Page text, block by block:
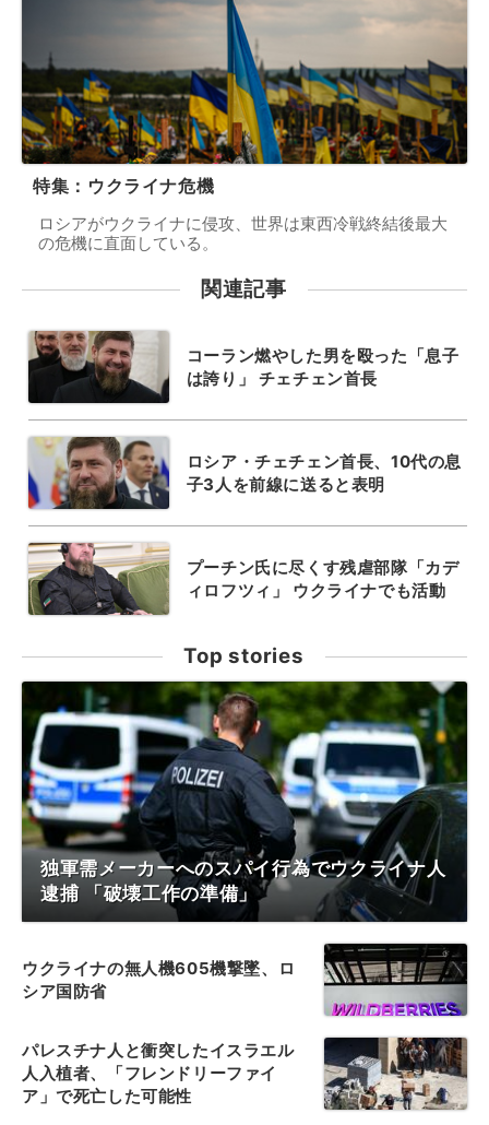
特集：ウクライナ危機
ロシアがウクライナに侵攻、世界は東西冷戦終結後最大
の危機に直面している。
関連記事
コーラン燃やした男を殴った「息子
は誇り」 チェチェン首長
ロシア・チェチェン首長、10代の息
子3人を前線に送ると表明
プーチン氏に尽くす残虐部隊「カデ
ィロフツィ」 ウクライナでも活動
Top stories
独軍需メーカーへのスパイ行為でウクライナ人
逮捕 「破壊工作の準備」
ウクライナの無人機605機撃墜、ロ
シア国防省
パレスチナ人と衝突したイスラエル
人入植者、「フレンドリーファイ
ア」で死亡した可能性